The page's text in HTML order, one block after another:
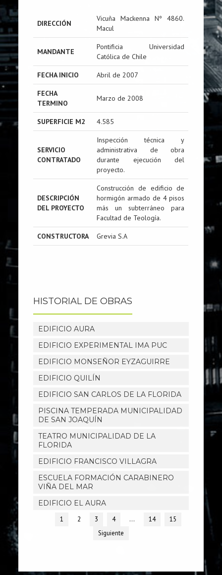
DIRECCIÓN
Vicuña Mackenna Nº 4860.
Macul
MANDANTE
Pontificia Universidad
Católica de Chile
FECHA INICIO Abril de 2007
FECHA
TERMINO
Marzo de 2008
SUPERFICIE M2 4.585
SERVICIO
CONTRATADO
Inspección técnica y
administrativa de obra
durante ejecución del
proyecto.
DESCRIPCIÓN
DEL PROYECTO
Construcción de edificio de
hormigón armado de 4 pisos
más un subterráneo para
Facultad de Teología.
CONSTRUCTORA Grevia S.A
HISTORIAL DE OBRAS
EDIFICIO AURA
EDIFICIO EXPERIMENTAL IMA PUC
EDIFICIO MONSEÑOR EYZAGUIRRE
EDIFICIO QUILÍN
EDIFICIO SAN CARLOS DE LA FLORIDA
PISCINA TEMPERADA MUNICIPALIDAD
DE SAN JOAQUÍN
TEATRO MUNICIPALIDAD DE LA
FLORIDA
EDIFICIO FRANCISCO VILLAGRA
ESCUELA FORMACIÓN CARABINERO
VIÑA DEL MAR
EDIFICIO EL AURA
1 2 3 4 … 14
15
Siguiente